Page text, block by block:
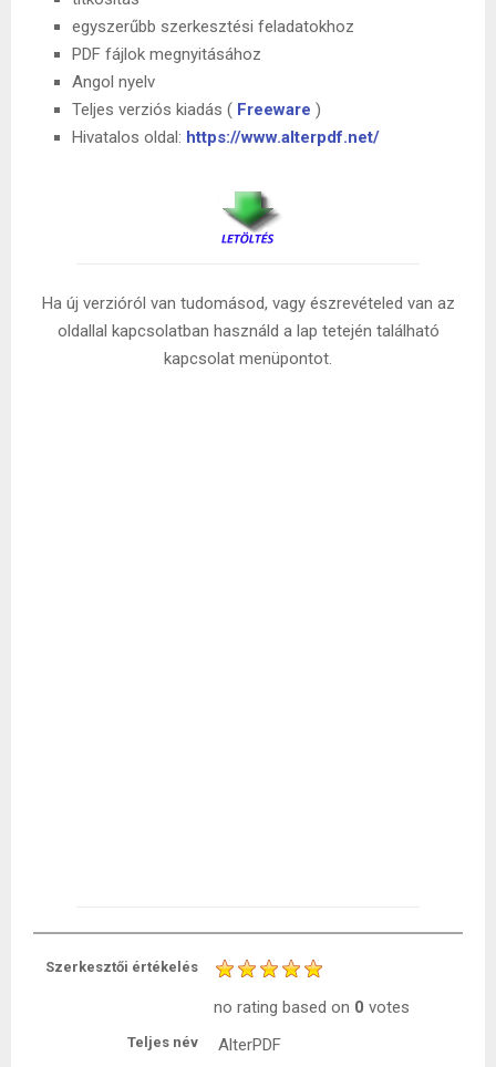
egyszerűbb szerkesztési feladatokhoz
PDF fájlok megnyitásához
Angol nyelv
Teljes verziós kiadás ( Freeware )
Hivatalos oldal: https://www.alterpdf.net/
Ha új verzióról van tudomásod, vagy észrevételed van az
oldallal kapcsolatban használd a lap tetején található
kapcsolat menüpontot.
Szerkesztői értékelés
no rating based on 0 votes
Teljes név AlterPDF